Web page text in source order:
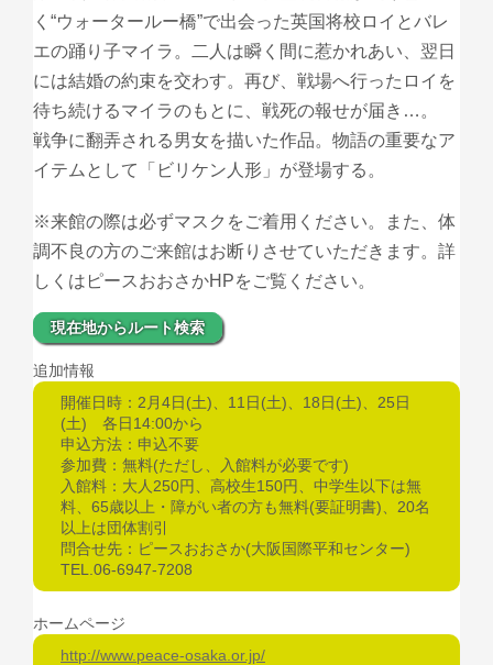
く“ウォータールー橋”で出会った英国将校ロイとバレ
エの踊り子マイラ。二人は瞬く間に惹かれあい、翌日
には結婚の約束を交わす。再び、戦場へ行ったロイを
待ち続けるマイラのもとに、戦死の報せが届き…。
戦争に翻弄される男女を描いた作品。物語の重要なア
イテムとして「ビリケン人形」が登場する。
※来館の際は必ずマスクをご着用ください。また、体
調不良の方のご来館はお断りさせていただきます。詳
しくはピースおおさかHPをご覧ください。
現在地からルート検索
追加情報
開催日時：2月4日(土)、11日(土)、18日(土)、25日
(土) 各日14:00から
申込方法：申込不要
参加費：無料(ただし、入館料が必要です)
入館料：大人250円、高校生150円、中学生以下は無
料、65歳以上・障がい者の方も無料(要証明書)、20名
以上は団体割引
問合せ先：ピースおおさか(大阪国際平和センター)
TEL.06-6947-7208
ホームページ
http://www.peace-osaka.or.jp/